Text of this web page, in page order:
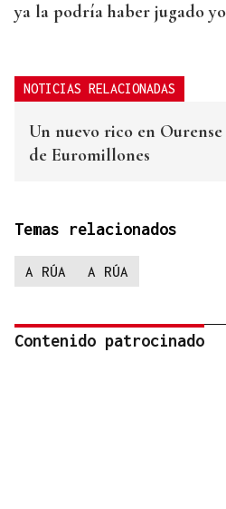
ya la podría haber jugado yo
NOTICIAS RELACIONADAS
Un nuevo rico en
de Euromillones
Temas relacionados
A RÚA A RÚA
Contenido patrocinado